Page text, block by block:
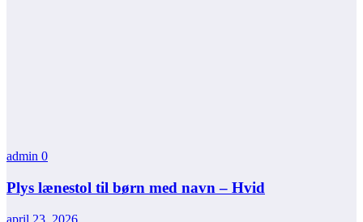
admin 0
Plys lænestol til børn med navn – Hvid
april 23, 2026